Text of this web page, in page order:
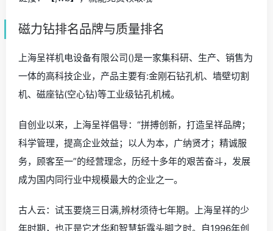
简单易用的就好，那样容易理解，使用时也不容易出现安
全风险。而作为专业性用途的朋友们，可以选择功能性较
高、科技含量高的手电钻，这样对于工作要求容易满足。
土巴兔在线免费为大家提供“各家装修报价、1-4家本地装
修公司、3套装修设计方案”，还有装修避坑攻略！点击此
链接：【;wb】，就能免费领取哦~
磁力钻排名品牌与质量排名
一体的高科技企业，产品主要有:金刚石钻孔机、墙壁切割